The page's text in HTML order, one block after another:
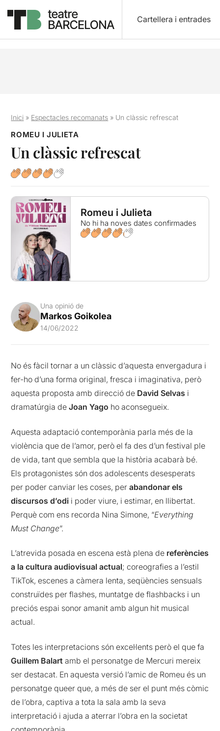
Cartellera i entrades
Inici » Espectacles recomanats » Un clàssic refrescat
ROMEU I JULIETA
Un clàssic refrescat
Romeu i Julieta
No hi ha noves dates confirmades
Una opinió de
Markos Goikolea
14/06/2022
No és fàcil tornar a un clàssic d’aquesta envergadura i
fer-ho d’una forma original, fresca i imaginativa, però
aquesta proposta amb direcció de David Selvas i
dramatúrgia deJoan Yago ho aconsegueix.
Aquesta adaptació contemporània parla més de la
violència que de l’amor, però el fa des d’un festival ple
de vida, tant que sembla que la història acabarà bé.
Els protagonistes són dos adolescents desesperats
per poder canviar les coses, perabandonar els
discursos d’odi i poder viure, i estimar, en llibertat.
Perquè com ens recorda Nina Simone, “Everything
Must Change”.
L’atrevida posada en escena està plena de referències
a la cultura audiovisual actual; coreografies a l’estil
TikTok, escenes a càmera lenta, seqüències sensuals
construïdes per flashes, muntatge de flashbacks i un
preciós espai sonor amanit amb algun hit musical
actual.
Totes les interpretacions són excel·lents però el que fa
Guillem Balart amb el personatge de Mercuri mereix
ser destacat. En aquesta versió l’amic de Romeu és un
personatge queer que, a més de ser el punt més còmic
de l’obra, captiva a tota la sala amb la seva
interpretació i ajuda a aterrar l’obra en la societat